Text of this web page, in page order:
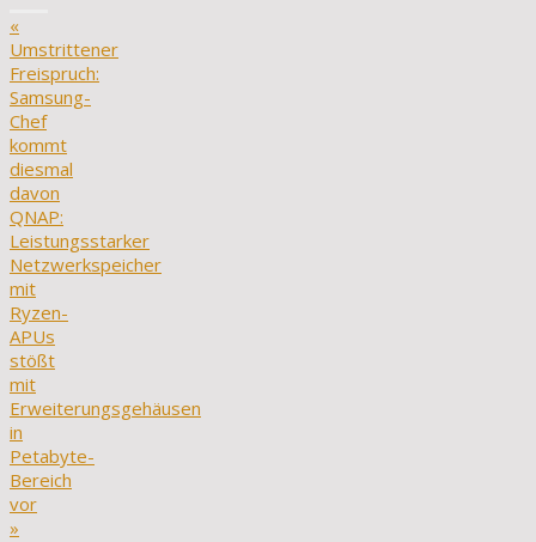
«
Umstrittener
Freispruch:
Samsung-
Chef
kommt
diesmal
davon
QNAP:
Leistungsstarker
Netzwerkspeicher
mit
Ryzen-
APUs
stößt
mit
Erweiterungsgehäusen
in
Petabyte-
Bereich
vor
»